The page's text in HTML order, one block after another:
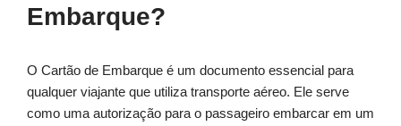
Embarque?
O Cartão de Embarque é um documento essencial para
qualquer viajante que utiliza transporte aéreo. Ele serve
como uma autorização para o passageiro embarcar em um